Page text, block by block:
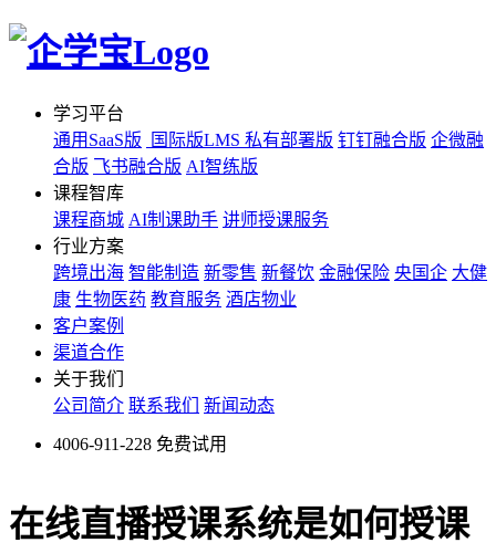
学习平台
通用SaaS版
国际版LMS 私有部署版 钉钉融合版 企微融
合版 飞书融合版 AI智练版
课程智库
课程商城 AI制课助手 讲师授课服务
行业方案
跨境出海 智能制造 新零售 新餐饮 金融保险 央国企 大健
康 生物医药 教育服务 酒店物业
客户案例
渠道合作
关于我们
公司简介 联系我们 新闻动态
4006-911-228 免费试用
在线直播授课系统是如何授课